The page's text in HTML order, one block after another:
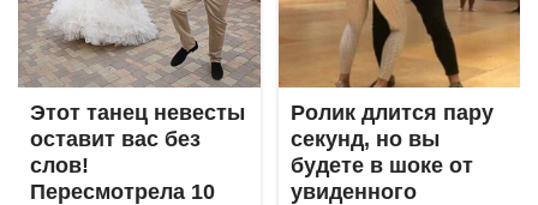
Этот танец невесты
оставит вас без
слов!
Пересмотрела 10
Ролик длится пару
секунд, но вы
будете в шоке от
увиденного